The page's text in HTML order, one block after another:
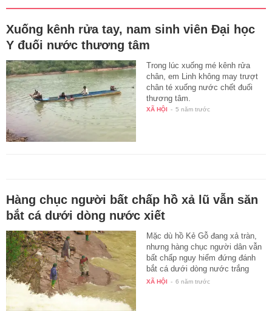
Xuống kênh rửa tay, nam sinh viên Đại học
Y đuối nước thương tâm
Trong lúc xuống mé kênh rửa
chân, em Linh không may trượt
chân té xuống nước chết đuối
thương tâm.
XÃ HỘI - 5 năm trước
Hàng chục người bất chấp hồ xả lũ vẫn săn
bắt cá dưới dòng nước xiết
Mặc dù hồ Kẻ Gỗ đang xả tràn,
nhưng hàng chục người dân vẫn
bất chấp nguy hiểm đứng đánh
bắt cá dưới dòng nước trắng
xóa…
XÃ HỘI - 6 năm trước